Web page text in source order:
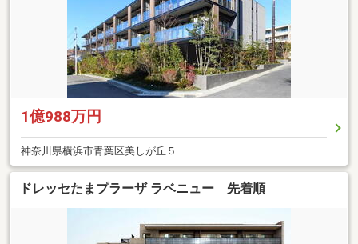
1億988万円
神奈川県横浜市青葉区美しが丘５
ドレッセたまプラーザ ラベニュー 先着順